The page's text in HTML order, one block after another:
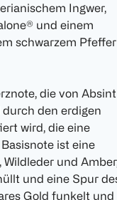
Ingwer,
und einem
schwarzem Pfeffer
die von
den erdigen
wird, die eine
ist eine
und
und eine Spur
Gold funkelt und